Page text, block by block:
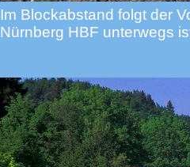
Im Blockabstand folgt der
Nürnberg HBF unterwegs